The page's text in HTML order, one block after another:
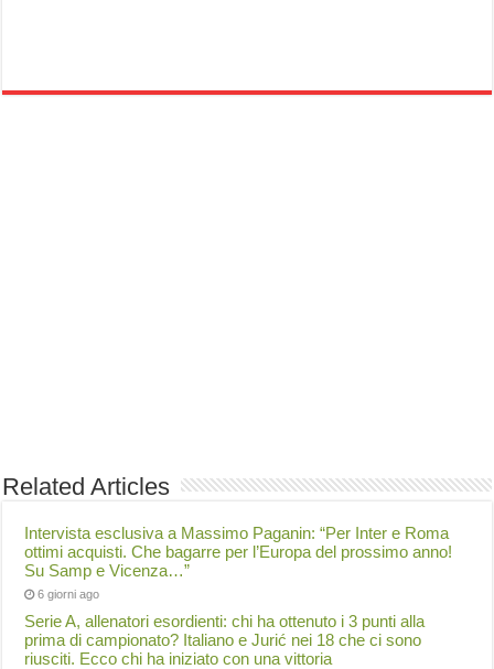
Related Articles
Intervista esclusiva a Massimo Paganin: “Per Inter e Roma
ottimi acquisti. Che bagarre per l’Europa del prossimo anno!
Su Samp e Vicenza…”
6 giorni ago
Serie A, allenatori esordienti: chi ha ottenuto i 3 punti alla
prima di campionato? Italiano e Jurić nei 18 che ci sono
riusciti. Ecco chi ha iniziato con una vittoria